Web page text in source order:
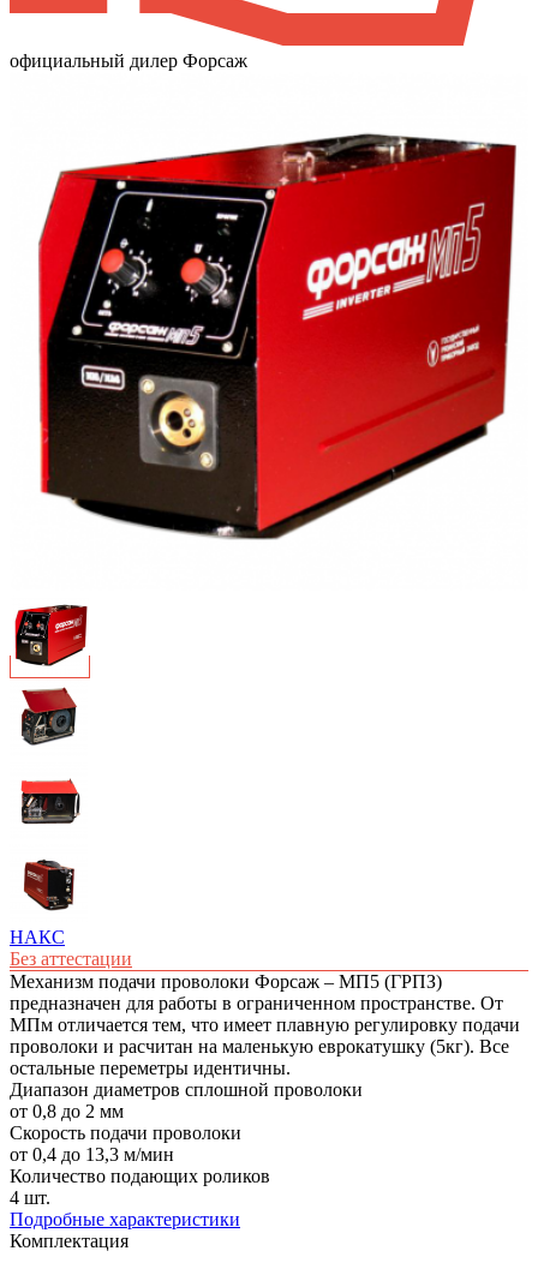
официальный дилер Форсаж
НАКС
Без аттестации
Механизм подачи проволоки Форсаж – МП5 (ГРПЗ)
предназначен для работы в ограниченном пространстве. От
МПм отличается тем, что имеет плавную регулировку подачи
проволоки и расчитан на маленькую еврокатушку (5кг). Все
остальные переметры идентичны.
Диапазон диаметров сплошной проволоки
от 0,8 до 2 мм
Скорость подачи проволоки
от 0,4 до 13,3 м/мин
Количество подающих роликов
4 шт.
Подробные характеристики
Комплектация